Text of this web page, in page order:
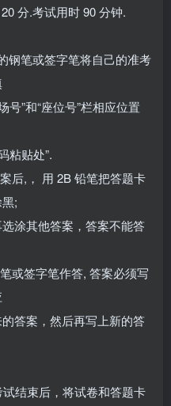
分.考试用时 90 分钟.
钢笔或签字笔将自己的准考
号”和“座位号”栏相应位置
粘贴处”.
后,， 用 2B 铅笔把答题卡
;
涂其他答案，答案不能答
或签字笔作答, 答案必须写
答案，然后再写上新的答
结束后，将试卷和答题卡